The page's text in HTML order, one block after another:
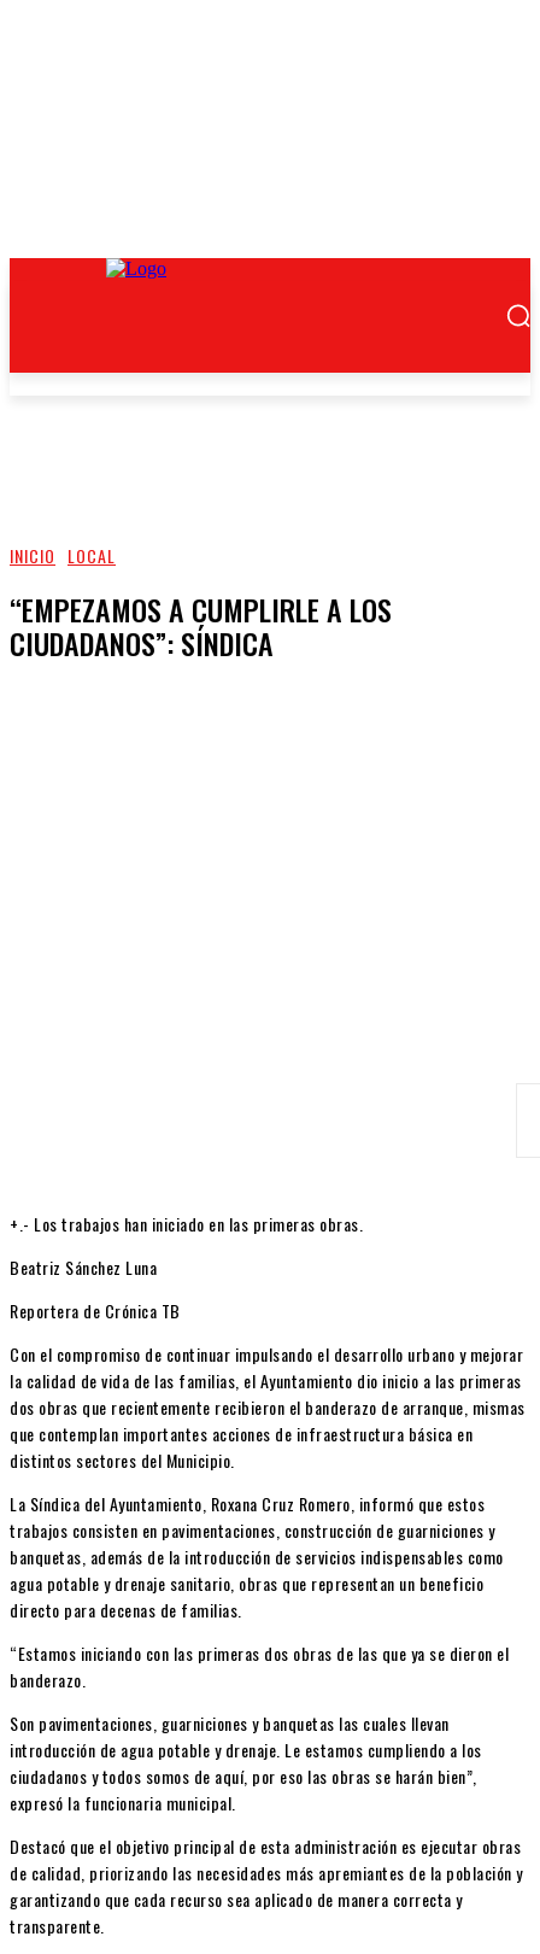
INICIO LOCAL
“EMPEZAMOS A CUMPLIRLE A LOS
CIUDADANOS”: SÍNDICA
+.- Los trabajos han iniciado en las primeras obras.
Beatriz Sánchez Luna
Reportera de Crónica TB
Con el compromiso de continuar impulsando el desarrollo urbano y mejorar
la calidad de vida de las familias, el Ayuntamiento dio inicio a las primeras
dos obras que recientemente recibieron el banderazo de arranque, mismas
que contemplan importantes acciones de infraestructura básica en
distintos sectores del Municipio.
La Síndica del Ayuntamiento, Roxana Cruz Romero, informó que estos
trabajos consisten en pavimentaciones, construcción de guarniciones y
banquetas, además de la introducción de servicios indispensables como
agua potable y drenaje sanitario, obras que representan un beneficio
directo para decenas de familias.
“Estamos iniciando con las primeras dos obras de las que ya se dieron el
banderazo.
Son pavimentaciones, guarniciones y banquetas las cuales llevan
introducción de agua potable y drenaje. Le estamos cumpliendo a los
ciudadanos y todos somos de aquí, por eso las obras se harán bien”,
expresó la funcionaria municipal.
Destacó que el objetivo principal de esta administración es ejecutar obras
de calidad, priorizando las necesidades más apremiantes de la población y
garantizando que cada recurso sea aplicado de manera correcta y
transparente.